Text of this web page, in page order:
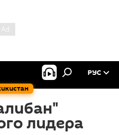
РУС
лидера